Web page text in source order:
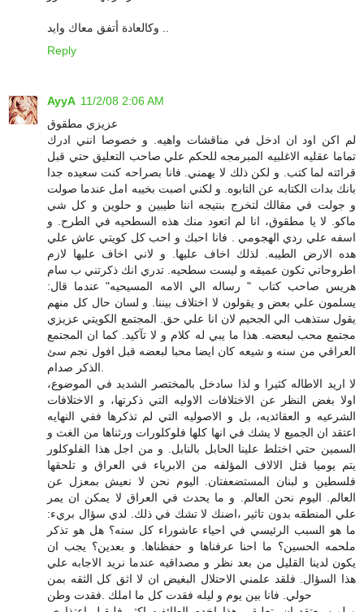
Reply
AyyA 11/2/08 2:06 AM
عزيزي مطقوق
لم اكن اود ان ادخل في مناقشات واهيه. و خصوصا انني ادرك
تماما عقليه الاغلبيه المبرمجه للحكم علي صاحب التعليق حتي قبل
قرائته لما كتب. و لكن ذلك لا يهمني. فانا بصراحه كنت سعيده جدا
بانك بدات الكتابه عن التابوه. و لكني اصبت بخيبه امل عندما صولت
و جولت في مقالك لتخرج بنتيجه اننا طيبين و حلوين و كل شي
ماكو. لا يا مطقوق، انا لم اتعود منك هذه السطحيه في الطرح. و
اسفه علي ردي الهجومي . فانا احبك و احب كل كويتي عاش علي
هده الارض الطيبه. لذلك اخاف عليها. و لاني اخاف عليها لازم
اطروحاتي تكون عميقه و ليست سطحيه. تدري انك ذكرتني ب سام
هريس صاحب كتاب " رساله الي الامه المسيحيه" عندما قال:
يسلمون علي بعض و يقولون لا اختلاف بيننا. و لسان حال كل منهم
يقول ستذهب الي الجحيم لان انا علي حق. المجتمع الكويتي عزيزي
مجتمع محب لبعضه. هذا ما يبي له كلام و لا تآكيد. كما ان المجتمع
العراقي من سنه و شيعه كان ايضا محبا لبعضه قبل افول نجم سئ
لا اريد الاطاله كثيرا و لذا سادخل بالمختصر الشديد في الموضوع،
اولا بغض النظر عن الاختلافات الاوليه التي ذكرتها، و الاختلافات
الشرعيه و العقائديه، بل و الاصوليه التي لم تذكرها ففي النهايه
اعتقد ان الجميع لا يشك في انها كلها فلوكلورات ورثناها من الغث و
السمين حتي اختلط علينا الحابل بالنابل. و من اجل هذا الفلوكلور
يتم يوميا قتل الالاف المؤلفه من الابرياء في العراق و تلحقها
فلسطين و لبنان المستضعفتان. اليوم نحن لا نعيش بمعزل عن
العالم. اليوم نحن العالم. و ما يحدث في العراق لا يمكن ان يمر
علي المنطقه بدون تاثير ،اضنك لا تشك في ذلك. لدي سؤال بريء:
ما هو السبب الرئيسي في احياء عاشوراء كل سنه؟ هل هو تذكر
ملحمه الحسين؟ ما احنا عرفناها و حفظناها. و بعدين؟ يجب ان
يكون لدينا القليل من بعد نظر و مصداقيه عندما نريد الاجابه علي
هذا السؤال. فلقد علمني الاحتلال البغيض ان لا اثق كل الثقه بمن
حولي. فانا بين يوم و ليله فقدت كل ما املك .فقدت وطن